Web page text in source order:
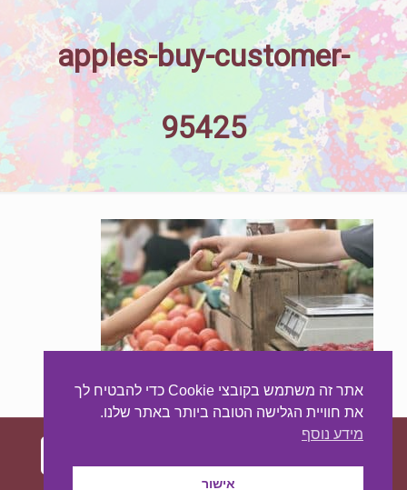
apples-buy-customer-
95425
אתר זה משתמש בקובצי Cookie כדי להבטיח לך
את חוויית הגלישה הטובה ביותר באתר שלנו.
מידע נוסף
אישור